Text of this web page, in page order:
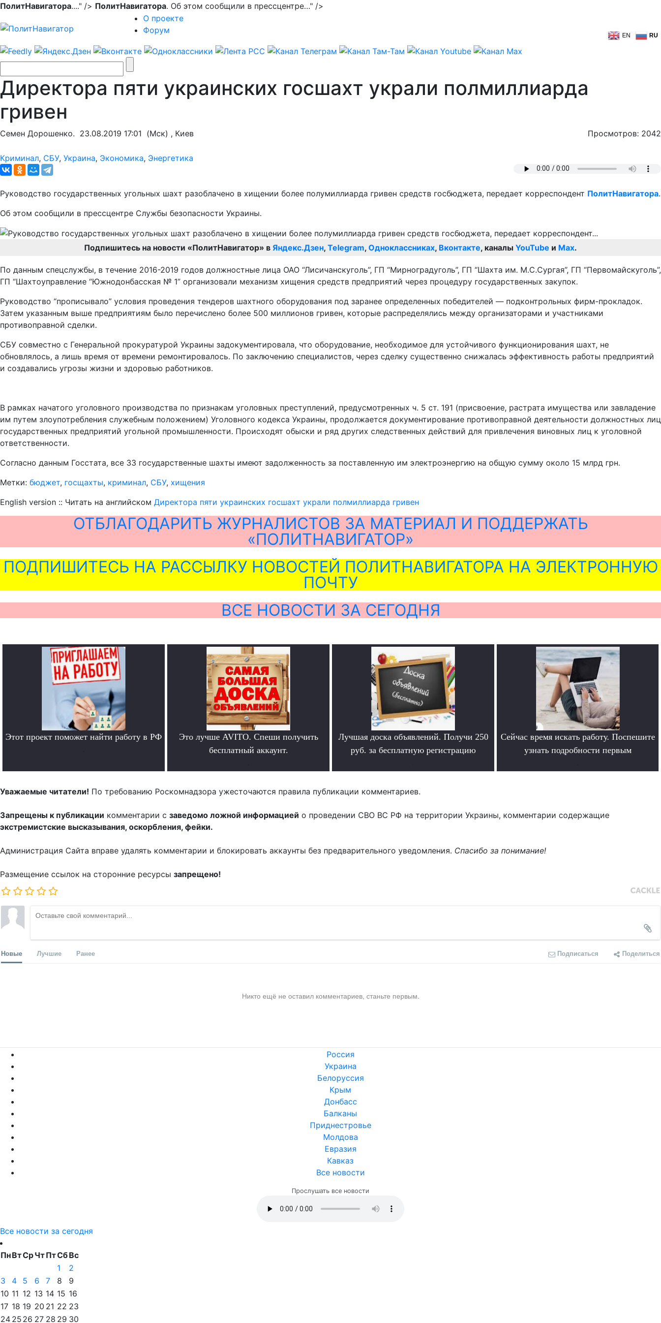
ПолитНавигатора...." /> ПолитНавигатора. Об этом сообщили в прессцентре…" />
О проекте
Форум
EN RU
Директора пяти украинских госшахт украли полмиллиарда
гривен
Семен Дорошенко. 23.08.2019 17:01 (Мск) , Киев Просмотров: 2042
Криминал, СБУ, Украина, Экономика, Энергетика
Руководство государственных угольных шахт разоблачено в хищении более полумиллиарда гривен средств госбюджета, передает корреспондент ПолитНавигатора.
Об этом сообщили в прессцентре Службы безопасности Украины.
Подпишитесь на новости «ПолитНавигатор» в Яндекс.Дзен, Telegram, Одноклассниках, Вконтакте, каналы YouTube и Max.
По данным спецслужбы, в течение 2016-2019 годов должностные лица ОАО “Лисичанскуголь”, ГП “Мирноградуголь”, ГП “Шахта им. М.С.Сургая”, ГП “Первомайскуголь”,
ГП “Шахтоуправление “Южнодонбасская № 1” организовали механизм хищения средств предприятий через процедуру государственных закупок.
Руководство “прописывало” условия проведения тендеров шахтного оборудования под заранее определенных победителей — подконтрольных фирм-прокладок.
Затем указанным выше предприятиям было перечислено более 500 миллионов гривен, которые распределялись между организаторами и участниками
противоправной сделки.
СБУ совместно с Генеральной прокуратурой Украины задокументировала, что оборудование, необходимое для устойчивого функционирования шахт, не
обновлялось, а лишь время от времени ремонтировалось. По заключению специалистов, через сделку существенно снижалась эффективность работы предприятий
и создавались угрозы жизни и здоровью работников.
В рамках начатого уголовного производства по признакам уголовных преступлений, предусмотренных ч. 5 ст. 191 (присвоение, растрата имущества или завладение
им путем злоупотребления служебным положением) Уголовного кодекса Украины, продолжается документирование противоправной деятельности должностных лиц
государственных предприятий угольной промышленности. Происходят обыски и ряд других следственных действий для привлечения виновных лиц к уголовной
ответственности.
Согласно данным Госстата, все 33 государственные шахты имеют задолженность за поставленную им электроэнергию на общую сумму около 15 млрд грн.
Метки: бюджет, госщахты, криминал, СБУ, хищения
English version :: Читать на английском Директора пяти украинских госшахт украли полмиллиарда гривен
ОТБЛАГОДАРИТЬ ЖУРНАЛИСТОВ ЗА МАТЕРИАЛ И ПОДДЕРЖАТЬ
«ПОЛИТНАВИГАТОР»
ПОДПИШИТЕСЬ НА РАССЫЛКУ НОВОСТЕЙ ПОЛИТНАВИГАТОРА НА ЭЛЕКТРОННУЮ
ПОЧТУ
ВСЕ НОВОСТИ ЗА СЕГОДНЯ
Этот проект поможет найти работу в РФ
Это лучше AVITO. Спеши получить
бесплатный аккаунт.
Лучшая доска объявлений. Получи 250
руб. за бесплатную регистрацию
Сейчас время искать работу. Поспешите
узнать подробности первым
Уважаемые читатели! По требованию Роскомнадзора ужесточаются правила публикации комментариев.
Запрещены к публикации комментарии с заведомо ложной информацией о проведении СВО ВС РФ на территории Украины, комментарии содержащие
экстремистские высказывания, оскорбления, фейки.
Администрация Сайта вправе удалять комментарии и блокировать аккаунты без предварительного уведомления. Спасибо за понимание!
Размещение ссылок на сторонние ресурсы запрещено!
Новые Лучшие Ранее Подписаться Поделиться
Никто ещё не оставил комментариев, станьте первым.
Россия
Украина
Белоруссия
Крым
Донбасс
Балканы
Приднестровье
Молдова
Евразия
Кавказ
Все новости
Прослушать все новости
Все новости за сегодня
ПнВтСрЧтПтСбВс
1
2
3
4 5 6 7 8
9
10 11 12 13 14 15 16
17 18 19 20 21 22 23
24 25 26 27 28 29 30